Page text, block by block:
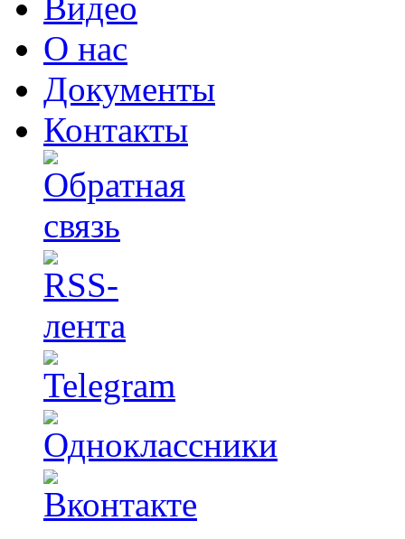
О нас
Документы
Контакты